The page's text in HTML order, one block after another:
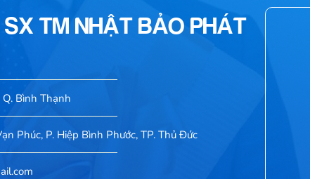
TM NHẬT BẢO PHÁT
Bình Thạnh
Phúc, P. Hiệp Bình Phước, TP. Thủ Đức